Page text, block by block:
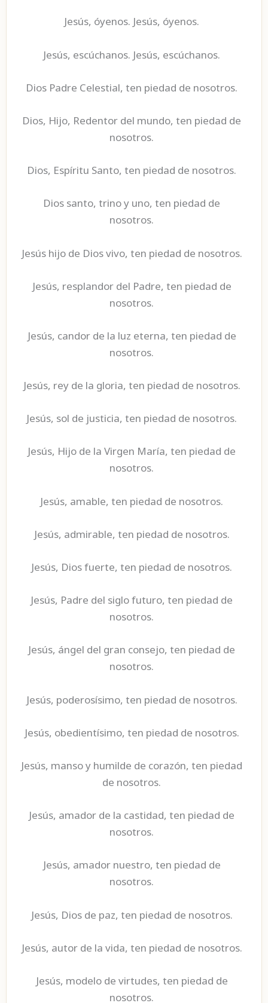
Jesús, óyenos. Jesús, óyenos.
Jesús, escúchanos. Jesús, escúchanos.
Dios Padre Celestial, ten piedad de nosotros.
Dios, Hijo, Redentor del mundo, ten piedad de
nosotros.
Dios, Espíritu Santo, ten piedad de nosotros.
Dios santo, trino y uno, ten piedad de
nosotros.
Jesús hijo de Dios vivo, ten piedad de nosotros.
Jesús, resplandor del Padre, ten piedad de
nosotros.
Jesús, candor de la luz eterna, ten piedad de
nosotros.
Jesús, rey de la gloria, ten piedad de nosotros.
Jesús, sol de justicia, ten piedad de nosotros.
Jesús, Hijo de la Virgen María, ten piedad de
nosotros.
Jesús, amable, ten piedad de nosotros.
Jesús, admirable, ten piedad de nosotros.
Jesús, Dios fuerte, ten piedad de nosotros.
Jesús, Padre del siglo futuro, ten piedad de
nosotros.
Jesús, ángel del gran consejo, ten piedad de
nosotros.
Jesús, poderosísimo, ten piedad de nosotros.
Jesús, obedientísimo, ten piedad de nosotros.
Jesús, manso y humilde de corazón, ten piedad
de nosotros.
Jesús, amador de la castidad, ten piedad de
nosotros.
Jesús, amador nuestro, ten piedad de
nosotros.
Jesús, Dios de paz, ten piedad de nosotros.
Jesús, autor de la vida, ten piedad de nosotros.
Jesús, modelo de virtudes, ten piedad de
nosotros.